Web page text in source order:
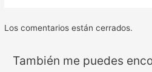
Los comentarios están cerrados.
También me puedes